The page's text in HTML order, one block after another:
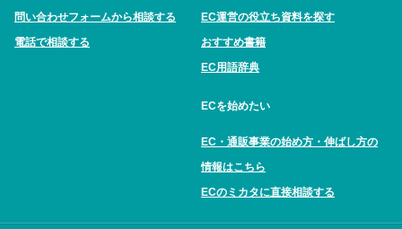
問い合わせフォームから相談する
電話で相談する
EC運営の役立ち資料を探す
おすすめ書籍
EC用語辞典
ECを始めたい
EC・通販事業の始め方・伸ばし方の
情報はこちら
ECのミカタに直接相談する